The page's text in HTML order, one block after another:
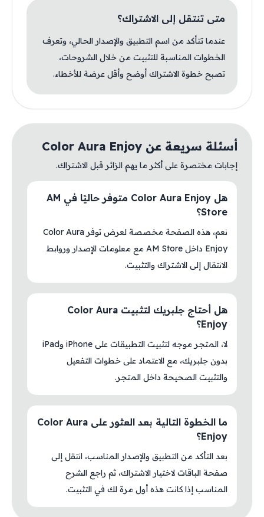
متى تنتقل إلى الاشتراك؟
عندما تتأكد من اسم التطبيق والإصدار الحالي، وتعرف
الخطوات المناسبة للتثبيت من خلال الشروحات،
تصبح خطوة الاشتراك أوضح وأقل عرضة للأخطاء.
أسئلة سريعة عن Color Aura Enjoy
إجابات مختصرة على أكثر ما يهم الزائر قبل الاشتراك.
هل Color Aura Enjoy متوفر حاليًا في AM
Store؟
نعم، هذه الصفحة مخصصة لعرض توفر Color Aura
Enjoy داخل AM Store مع معلومات الإصدار وروابط
الانتقال إلى الاشتراك والتثبيت.
هل أحتاج جلبريك لتثبيت Color Aura
Enjoy؟
لا، المتجر موجه لتثبيت التطبيقات على iPhone وiPad
بدون جلبريك، مع الاعتماد على خطوات التفعيل
والتثبيت الصحيحة داخل المتجر.
ما الخطوة التالية بعد العثور على Color Aura
Enjoy؟
بعد التأكد من التطبيق والإصدار المناسب، انتقل إلى
صفحة الباقات لاختيار الاشتراك، ثم راجع الشرح
المناسب إذا كانت هذه أول مرة لك في التثبيت.